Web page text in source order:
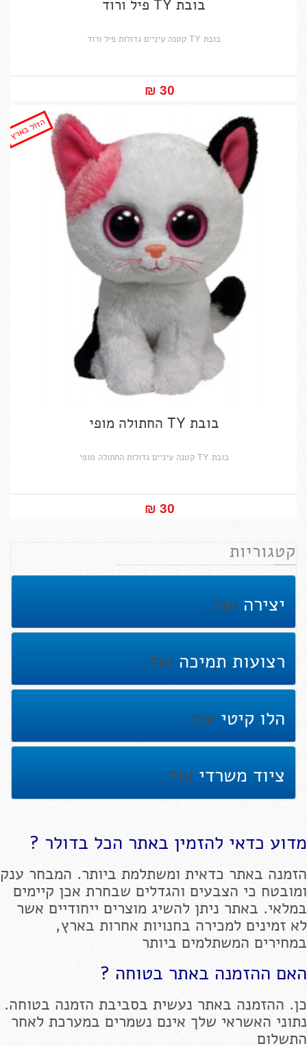
בובת TY פיל ורוד
בובת TY קטנה עיניים גדולות פיל ורוד
30 ₪‎
הזול בארץ
בובת TY החתולה מופי
בובת TY קטנה עיניים גדולות החתולה מופי
30 ₪‎
קטגוריות
יצירה עוד..
רצועות תמיכה עוד..
הלו קיטי עוד..
ציוד משרדי עוד..
מדוע כדאי להזמין באתר הכל בדולר ?
הזמנה באתר כדאית ומשתלמת ביותר. המבחר ענק
ומובטח כי הצבעים והגדלים שבחרת אכן קיימים
במלאי. באתר ניתן להשיג מוצרים ייחודיים אשר
לא זמינים למכירה בחנויות אחרות בארץ,
במחירים המשתלמים ביותר
האם ההזמנה באתר בטוחה ?
כן. ההזמנה באתר נעשית בסביבת הזמנה בטוחה.
נתוני האשראי שלך אינם נשמרים במערכת לאחר
התשלום